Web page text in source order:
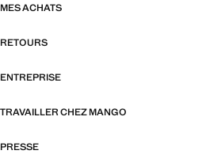
MES ACHATS
RETOURS
ENTREPRISE
TRAVAILLER CHEZ MANGO
PRESSE